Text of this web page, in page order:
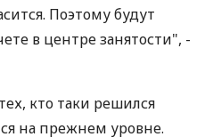
Поэтому будут
в центре занятости", -
кто таки решился
на прежнем уровне.